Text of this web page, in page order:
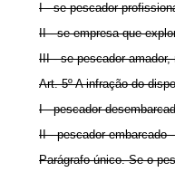
I - se pescador
II - se empresa que
III - se pescador
Art. 5º A infração do
I - pescador
II - pescador embarcado
Parágrafo único. Se o